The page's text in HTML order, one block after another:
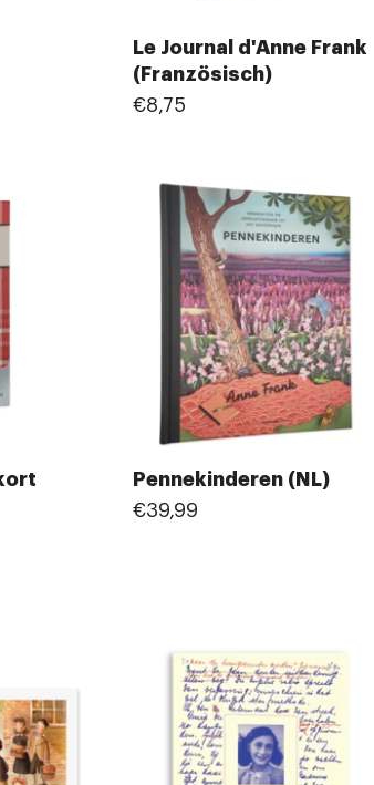
Le Journal d'Anne Frank
(Französisch)
€8,75
Pennekinderen (NL)
€39,99